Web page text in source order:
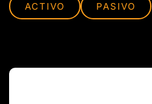
ACTIVO
PASIVO